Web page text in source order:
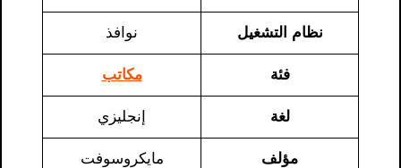
نظام التشغيل نوافذ
فئة مكاتب
لغة إنجليزي
مؤلف مايكروسوفت